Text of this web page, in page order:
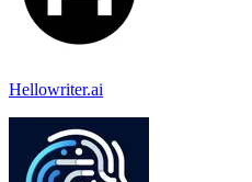
Hellowriter.ai